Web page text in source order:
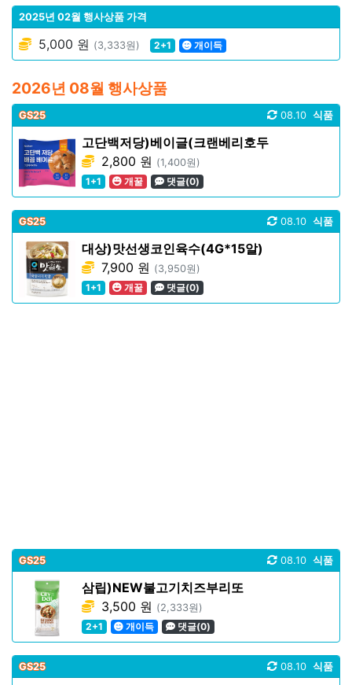
2025년 02월 행사상품 가격
5,000 원 (3,333원) 2+1 개이득
2026년 08월 행사상품
GS25 식품
08.10
고단백저당)베이글(크랜베리호두
2,800 원 (1,400원)
1+1
개꿀 댓글(0)
GS25 식품
08.10
대상)맛선생코인육수(4G*15알)
7,900 원 (3,950원)
1+1
개꿀 댓글(0)
GS25 식품
08.10
삼립)NEW불고기치즈부리또
3,500 원 (2,333원)
2+1
개이득 댓글(0)
GS25 식품
08.10